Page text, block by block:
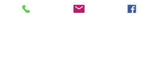
prepararnos para el temazcal